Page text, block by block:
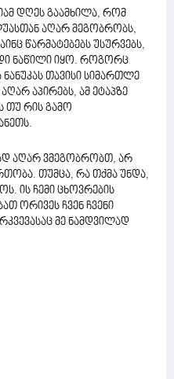
დღეს გაამხილა, რომ
აღარ მეგობრობს,
წარმატებებს უსურვებს,
ნაწილი იყო. როგორც
თავისი სიმართლე
აპირებს, ამ ეტაპზე
თუ რის გამო
აღარ ვმეგობრობთ, არ
თუმცა, რა თქმა უნდა,
ის ჩემი ცხოვრების
ორივეს ჩვენ ჩვენი
მე ნამდვილად